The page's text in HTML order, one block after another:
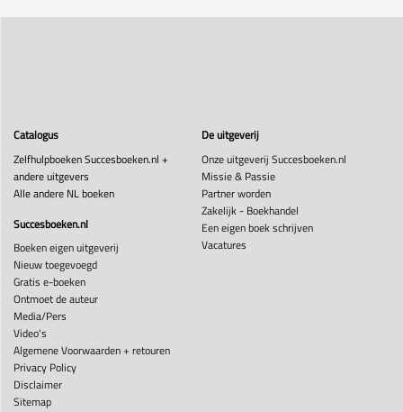
Catalogus
Zelfhulpboeken Succesboeken.nl +
andere uitgevers
Alle andere NL boeken
Succesboeken.nl
Boeken eigen uitgeverij
Nieuw toegevoegd
Gratis e-boeken
Ontmoet de auteur
Media/Pers
Video's
Algemene Voorwaarden + retouren
Privacy Policy
Disclaimer
Sitemap
De uitgeverij
Onze uitgeverij Succesboeken.nl
Missie & Passie
Partner worden
Zakelijk - Boekhandel
Een eigen boek schrijven
Vacatures